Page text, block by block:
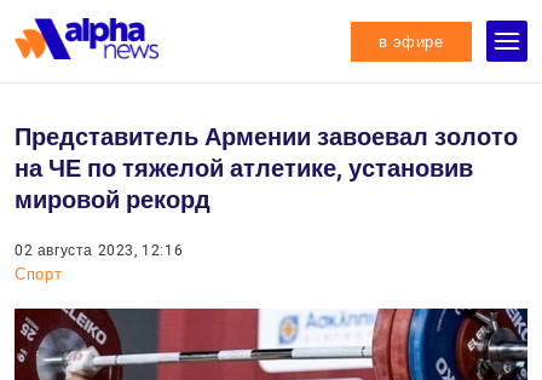
в эфире
Представитель Армении завоевал золото
на ЧЕ по тяжелой атлетике, установив
мировой рекорд
02 августа 2023, 12:16
Спорт